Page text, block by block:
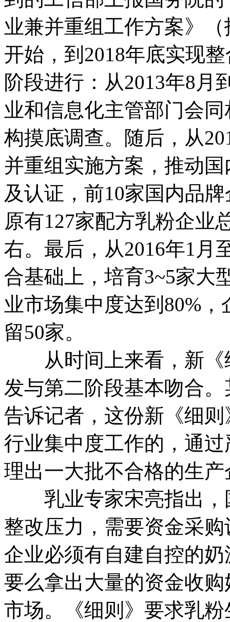
业兼并重组工作方案》
开始，到2018年底实现
阶段进行：从2013年8月
业和信息化主管部门会
构摸底调查。随后，从
并重组实施方案，推动
及认证，前10家国内品
原有127家配方乳粉企业
右。最后，从2016年1月
合基础上，培育3~5家大
业市场集中度达到80%
留50家。
从时间上来看，新《
发与第二阶段基本吻合
告诉记者，这份新《细
行业集中度工作的，通
理出一大批不合格的生产
乳业专家宋亮指出，
整改压力，需要资金采
企业必须有自建自控的
要么拿出大量的资金收
市场。《细则》要求乳